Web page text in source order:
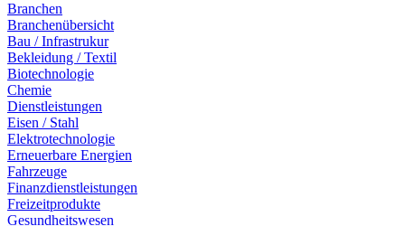
Branchen
Branchenübersicht
Bau / Infrastrukur
Bekleidung / Textil
Biotechnologie
Chemie
Dienstleistungen
Eisen / Stahl
Elektrotechnologie
Erneuerbare Energien
Fahrzeuge
Finanzdienstleistungen
Freizeitprodukte
Gesundheitswesen